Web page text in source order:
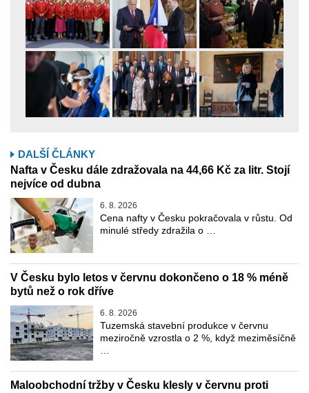
DALŠÍ ČLÁNKY
Nafta v Česku dále zdražovala na 44,66 Kč za litr. Stojí
nejvíce od dubna
6. 8. 2026
Cena nafty v Česku pokračovala v růstu. Od
minulé středy zdražila o …
V Česku bylo letos v červnu dokončeno o 18 % méně
bytů než o rok dříve
6. 8. 2026
Tuzemská stavební produkce v červnu
meziročně vzrostla o 2 %, když meziměsíčně
Maloobchodní tržby v Česku klesly v červnu proti